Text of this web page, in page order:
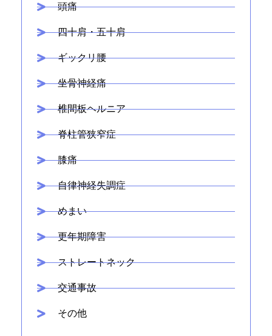
頭痛
四十肩・五十肩
ギックリ腰
坐骨神経痛
椎間板ヘルニア
脊柱管狭窄症
膝痛
自律神経失調症
めまい
更年期障害
ストレートネック
交通事故
その他